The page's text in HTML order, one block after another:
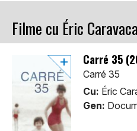
Filme cu Éric Caravaca
Carré 35
Carré 35
Cu: Éric
Gen: